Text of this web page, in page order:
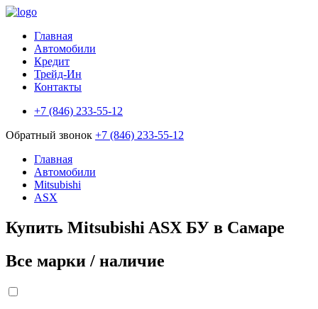
Главная
Автомобили
Кредит
Трейд-Ин
Контакты
+7 (846) 233-55-12
Обратный звонок +7 (846) 233-55-12
Главная
Автомобили
Mitsubishi
ASX
Купить Mitsubishi ASX БУ в Самаре
Все марки / наличие